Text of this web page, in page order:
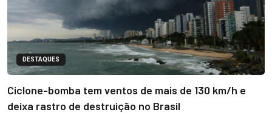
DESTAQUES
Ciclone-bomba tem ventos de mais de 130 km/h e
deixa rastro de destruição no Brasil